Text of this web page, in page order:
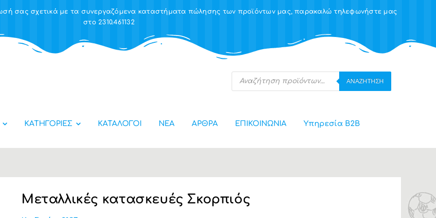
σας σχετικά με τα συνεργαζόμενα καταστήματα πώλησης των προϊόντων μας, παρακαλώ τηλεφωνήστε μας
στο 2310.461132
Products
search
ΑΝΑΖΉΤΗΣΗ
ΚΑΤΗΓΟΡΙΕΣ ΚΑΤΑΛΟΓΟΙ ΝΕΑ ΑΡΘΡΑ ΕΠΙΚΟΙΝΩΝΙΑ Υπηρεσία Β2Β
Μεταλλικές κατασκευές Σκορπιός